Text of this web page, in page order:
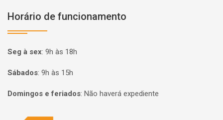
Horário de funcionamento
Seg à sex: 9h às 18h
Sábados: 9h às 15h
Domingos e feriados: Não haverá expediente